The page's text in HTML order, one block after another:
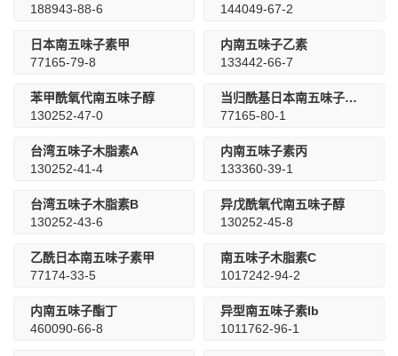
188943-88-6
144049-67-2
日本南五味子素甲
77165-79-8
内南五味子乙素
133442-66-7
苯甲酰氧代南五味子醇
130252-47-0
当归酰基日本南五味子素甲
77165-80-1
台湾五味子木脂素A
130252-41-4
内南五味子素丙
133360-39-1
台湾五味子木脂素B
130252-43-6
异戊酰氧代南五味子醇
130252-45-8
乙酰日本南五味子素甲
77174-33-5
南五味子木脂素C
1017242-94-2
内南五味子酯丁
460090-66-8
异型南五味子素Ib
1011762-96-1